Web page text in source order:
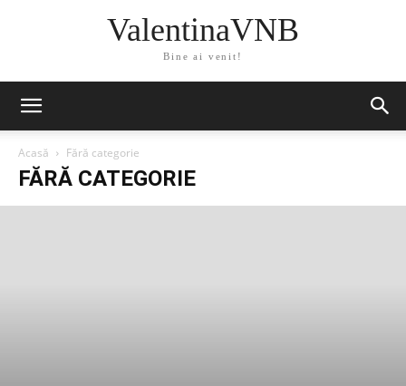
ValentinaVNB
Bine ai venit!
Acasă Fără categorie
FĂRĂ CATEGORIE